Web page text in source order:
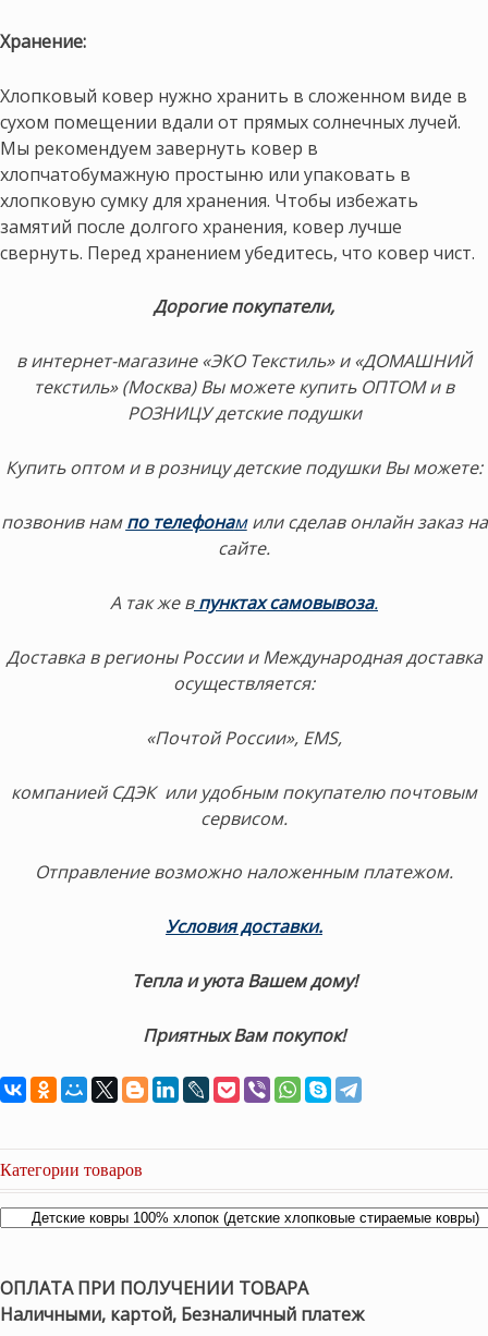
Хранение:
Хлопковый ковер нужно хранить в сложенном виде в
сухом помещении вдали от прямых солнечных лучей.
Мы рекомендуем завернуть ковер в
хлопчатобумажную простыню или упаковать в
хлопковую сумку для хранения. Чтобы избежать
замятий после долгого хранения, ковер лучше
свернуть. Перед хранением убедитесь, что ковер чист.
Дорогие покупатели,
в интернет-магазине «ЭКО Текстиль» и «ДОМАШНИЙ
текстиль» (Москва) Вы можете купить ОПТОМ и в
РОЗНИЦУ детские подушки
Купить оптом и в розницу детские подушки Вы можете:
позвонив нампо телефонамили сделав онлайн заказ на
сайте.
А так же в пунктах самовывоза.
Доставка в регионы России и Международная доставка
осуществляется:
«Почтой России», EMS,
компанией СДЭК или удобным покупателю почтовым
сервисом.
Отправление возможно наложенным платежом.
Условия доставки.
Тепла и уюта Вашем дому!
Приятных Вам покупок!
Категории товаров
ОПЛАТА ПРИ ПОЛУЧЕНИИ ТОВАРА
Наличными, картой, Безналичный платеж